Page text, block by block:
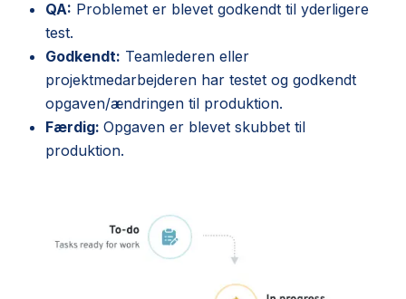
QA: Problemet er blevet godkendt til yderligere
test.
Godkendt: Teamlederen eller
projektmedarbejderen har testet og godkendt
opgaven/ændringen til produktion.
Færdig: Opgaven er blevet skubbet til
produktion.